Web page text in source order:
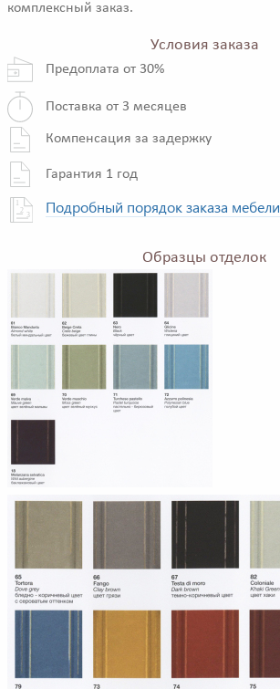
комплексный заказ.
Условия заказа
Предоплата от 30%
Поставка от 3 месяцев
Компенсация за задержку
Гарантия 1 год
Подробный порядок заказа мебели
Образцы отделок